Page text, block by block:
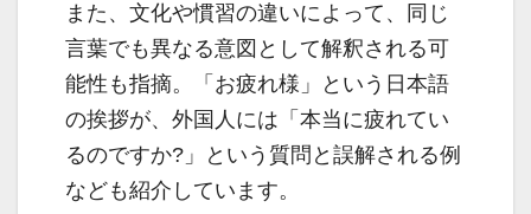
また、文化や慣習の違いによって、同じ
言葉でも異なる意図として解釈される可
能性も指摘。「お疲れ様」という日本語
の挨拶が、外国人には「本当に疲れてい
るのですか?」という質問と誤解される例
なども紹介しています。